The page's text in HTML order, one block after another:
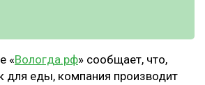
«Вологда.рф» сообщает, что,
для еды, компания производит